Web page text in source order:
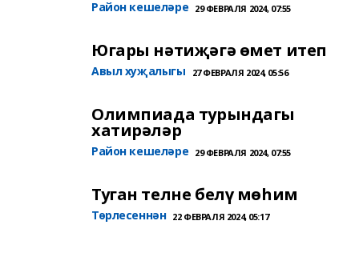
Район кешеләре 29 ФЕВРАЛЯ 2024, 07:55
Югары нәтиҗәгә өмет итеп
Авыл хуҗалыгы 27 ФЕВРАЛЯ 2024, 05:56
Олимпиада турындагы
хатирәләр
Район кешеләре 29 ФЕВРАЛЯ 2024, 07:55
Туган телне белү мөһим
Төрлесеннән 22 ФЕВРАЛЯ 2024, 05:17